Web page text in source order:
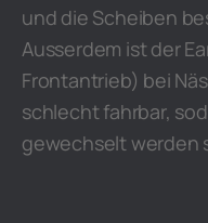
und die Scheiben
Ausserdem ist der
Frontantrieb) bei
schlecht fahrbar,
gewechselt werden